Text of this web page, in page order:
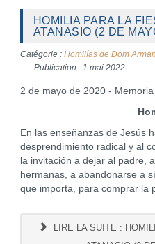
HOMILIA PARA LA
ATANASIO (2 DE
Catégorie : Homilías de Dom
Publication : 1 mai 2022
2 de mayo de 2020 -
En las enseñanzas de Jesús
desprendimiento radical y al
la invitación a dejar al padre,
hermanas, a abandonarse a
que importa, para comprar la
LIRE LA SUITE :